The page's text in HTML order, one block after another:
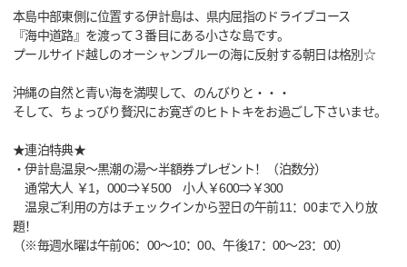
本島中部東側に位置する伊計島は、県内屈指のドライブコース
『海中道路』を渡って３番目にある小さな島です。
プールサイド越しのオーシャンブルーの海に反射する朝日は格別☆
沖縄の自然と青い海を満喫して、のんびりと・・・
そして、ちょっびり贅沢にお寛ぎのヒトトキをお過ごし下さいませ。
★連泊特典★
・伊計島温泉～黒潮の湯～半額券プレゼント！（泊数分）
通常大人 ￥1，000⇒￥500 小人￥600⇒￥300
温泉ご利用の方はチェックインから翌日の午前11：00まで入り放
題！
（※毎週水曜は午前06：00～10：00、午後17：00～23：00）